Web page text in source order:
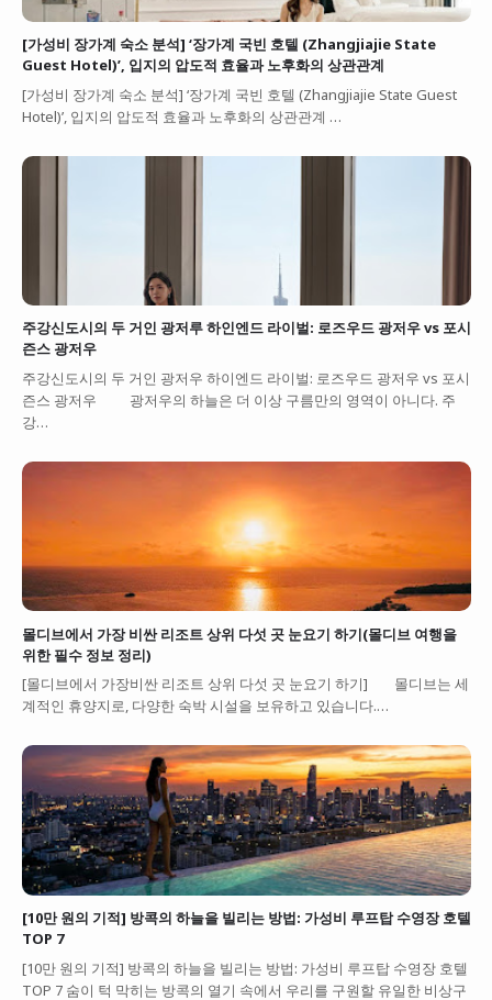
[가성비 장가계 숙소 분석] ‘장가계 국빈 호텔 (Zhangjiajie State
Guest Hotel)’, 입지의 압도적 효율과 노후화의 상관관계
[가성비 장가계 숙소 분석] ‘장가계 국빈 호텔 (Zhangjiajie State Guest
Hotel)’, 입지의 압도적 효율과 노후화의 상관관계 …
주강신도시의 두 거인 광저루 하인엔드 라이벌: 로즈우드 광저우 vs 포시
즌스 광저우
주강신도시의 두 거인 광저우 하이엔드 라이벌: 로즈우드 광저우 vs 포시
즌스 광저우 광저우의 하늘은 더 이상 구름만의 영역이 아니다. 주
강…
몰디브에서 가장 비싼 리조트 상위 다섯 곳 눈요기 하기(몰디브 여행을
위한 필수 정보 정리)
[몰디브에서 가장비싼 리조트 상위 다섯 곳 눈요기 하기] 몰디브는 세
계적인 휴양지로, 다양한 숙박 시설을 보유하고 있습니다.…
[10만 원의 기적] 방콕의 하늘을 빌리는 방법: 가성비 루프탑 수영장 호텔
TOP 7
[10만 원의 기적] 방콕의 하늘을 빌리는 방법: 가성비 루프탑 수영장 호텔
TOP 7 숨이 턱 막히는 방콕의 열기 속에서 우리를 구원할 유일한 비상구